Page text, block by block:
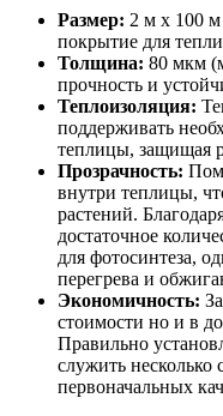
Размер: 2 м х 100 м
покрытие для
Толщина: 80 мкм
прочность и
Теплоизоляция:
поддерживать
теплицы, защищая
Прозрачность:
внутри теплицы,
растений.
достаточное
для фотосинтеза,
перегрева и
Экономичность:
стоимости но и в
Правильно
служить несколько
первоначальных